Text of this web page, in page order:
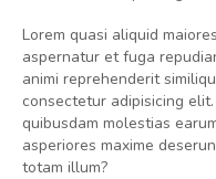
Lorem quasi aliquid
aspernatur et fuga
animi reprehenderit
consectetur adipisicing
quibusdam molestias
asperiores maxime
totam illum?